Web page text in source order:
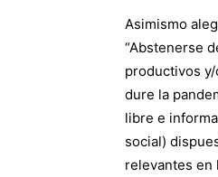
Asimismo
“Abstenerse
productivos
dure la
libre e
social)
relevantes en